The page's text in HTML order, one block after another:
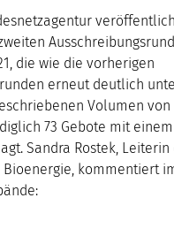
die wie die vorherigen
erneut deutlich
Volumen von
73 Gebote mit
Sandra Rostek, Leiterin
kommentiert